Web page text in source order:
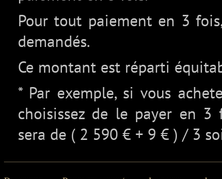
Pour tout paiement en 3
demandés.
Ce montant est réparti
* Par exemple, si vous
choisissez de le payer en
sera de ( 2 590 € + 9 € ) / 3